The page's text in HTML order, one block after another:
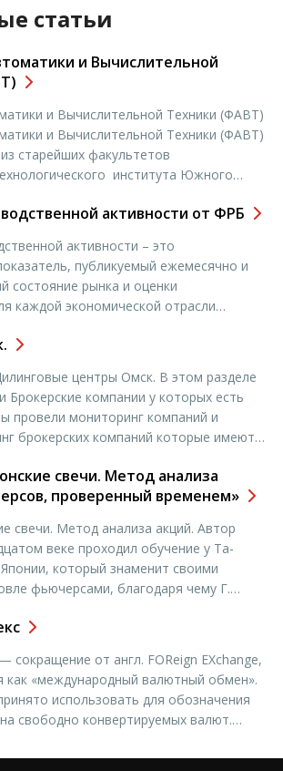
розничные и коммерческие […]
статьи
и Вычислительной
и Вычислительной Техники (ФАВТ)
и Вычислительной Техники (ФАВТ)
старейших факультетов
института Южного
наук, профессор,
Академии Информатизации
Академии Естественных Наук
Наук и Искусств (США) – […]
активности от ФРБ
активности – это
публикуемый ежемесячно и
состояние рынка и оценки
каждой экономической отрасли
США предоставляет Федеральный
варьируется от 0% до 100%, показатель
о стабильности и росте экономики, […]
центры Омск. В этом разделе
компании у которых есть
провели мониторинг компаний и
брокерских компаний которые имеют
данные, вам необходимо выбрать
и нажать «открыть счет». Вы
свечи. Метод анализа
проверенный временем»
свечи. Метод анализа акций. Автор
веке проходил обучение у Та-
который знаменит своими
фьючерсами, благодаря чему Г.
происходило также в плане
знания и […]
сокращение от англ. FOReign EXchange,
как «международный валютный обмен».
использовать для обозначения
свободно конвертируемых валют.
подчёркивается рыночный принцип